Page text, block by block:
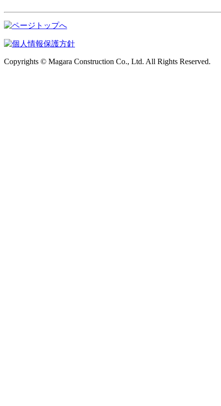
Copyrights © Magara Construction Co., Ltd. All Rights Reserved.